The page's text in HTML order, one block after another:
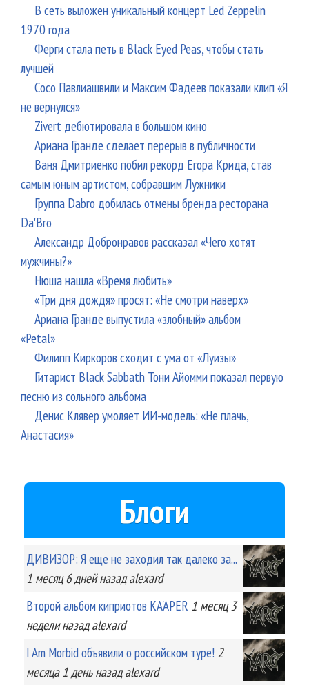
В сеть выложен уникальный концерт Led Zeppelin
1970 года
Ферги стала петь в Black Eyed Peas, чтобы стать
лучшей
Сосо Павлиашвили и Максим Фадеев показали клип «Я
не вернулся»
Zivert дебютировала в большом кино
Ариана Гранде сделает перерыв в публичности
Ваня Дмитриенко побил рекорд Егора Крида, став
самым юным артистом, собравшим Лужники
Группа Dabro добилась отмены бренда ресторана
Da'Bro
Александр Добронравов рассказал «Чего хотят
мужчины?»
Нюша нашла «Время любить»
«Три дня дождя» просят: «Не смотри наверх»
Ариана Гранде выпустила «злобный» альбом
«Petal»
Филипп Киркоров сходит с ума от «Луизы»
Гитарист Black Sabbath Тони Айомми показал первую
песню из сольного альбома
Денис Клявер умоляет ИИ-модель: «Не плачь,
Анастасия»
Блоги
ДИВИЗОР: Я еще не заходил так далеко за...
1 месяц 6 днейназад alexard
Второй альбом киприотов KA'APER 1 месяц 3
неделиназад alexard
I Am Morbid объявили о российском туре! 2
месяца 1 деньназад alexard